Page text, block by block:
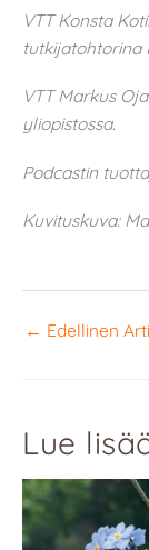
VTT Konsta
tutkijatohtorina
VTT Markus
yliopistossa.
Podcastin
Kuvituskuva:
← Edellinen
Lue